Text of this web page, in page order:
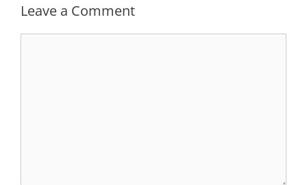
Leave a Comment